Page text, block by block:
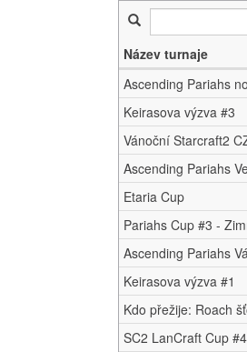
Název turnaje
Ascending Pariahs
Keirasova výzva #3
Vánoční Starcraft2
Ascending Pariahs
Etaria Cup
Pariahs Cup #3 -
Ascending Pariahs
Keirasova výzva #1
Kdo přežije: Roach
SC2 LanCraft Cup #4